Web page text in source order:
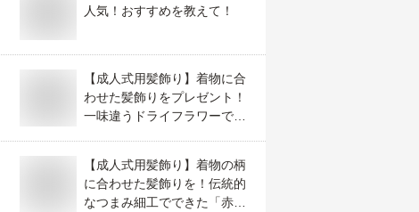
人気！おすすめを教えて！
【成人式用髪飾り】着物に合
わせた髪飾りをプレゼント！
一味違うドライフラワーで出
【成人式用髪飾り】着物の柄
に合わせた髪飾りを！伝統的
なつまみ細工でできた「赤」